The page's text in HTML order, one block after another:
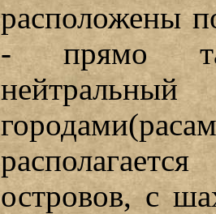
расположены
- прямо
островов, с